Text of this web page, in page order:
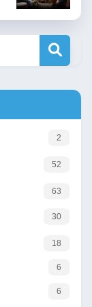
2
52
63
30
18
6
6